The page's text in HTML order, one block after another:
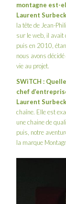
montagne est-
Laurent
la tête de Jean-
sur le web, il avait
puis en 2010,
nous avons
vie au projet.
SWiTCH :
chef
Laurent
chaîne. Elle est
une chaine de
puis, notre
la marque